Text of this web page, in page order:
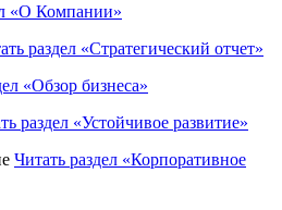
«О Компании»
раздел «Стратегический отчет»
«Обзор бизнеса»
раздел «Устойчивое развитие»
Читать раздел «Корпоративное